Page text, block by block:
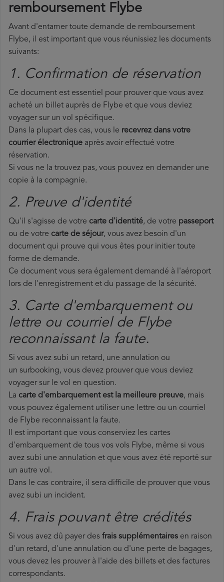
remboursement Flybe
Avant d'entamer toute demande de remboursement
Flybe, il est important que vous réunissiez les documents
suivants:
1. Confirmation de réservation
Ce document est essentiel pour prouver que vous avez
acheté un billet auprès de Flybe et que vous deviez
voyager sur un vol spécifique.
Dans la plupart des cas, vous le recevrez dans votre
courrier électronique après avoir effectué votre
réservation.
Si vous ne la trouvez pas, vous pouvez en demander une
copie à la compagnie.
2. Preuve d'identité
Qu'il s'agisse de votre carte d'identité, de votre passeport
ou de votre carte de séjour, vous avez besoin d'un
document qui prouve qui vous êtes pour initier toute
forme de demande.
Ce document vous sera également demandé à l'aéroport
lors de l'enregistrement et du passage de la sécurité.
3. Carte d'embarquement ou
lettre ou courriel de Flybe
reconnaissant la faute.
Si vous avez subi un retard, une annulation ou
un surbooking, vous devez prouver que vous deviez
voyager sur le vol en question.
La carte d'embarquement est la meilleure preuve, mais
vous pouvez également utiliser une lettre ou un courriel
de Flybe reconnaissant la faute.
Il est important que vous conserviez les cartes
d'embarquement de tous vos vols Flybe, même si vous
avez subi une annulation et que vous avez été reporté sur
un autre vol.
Dans le cas contraire, il sera difficile de prouver que vous
avez subi un incident.
4. Frais pouvant être crédités
Si vous avez dû payer des frais supplémentaires en raison
d'un retard, d'une annulation ou d'une perte de bagages,
vous devez les prouver à l'aide des billets et des factures
correspondants.